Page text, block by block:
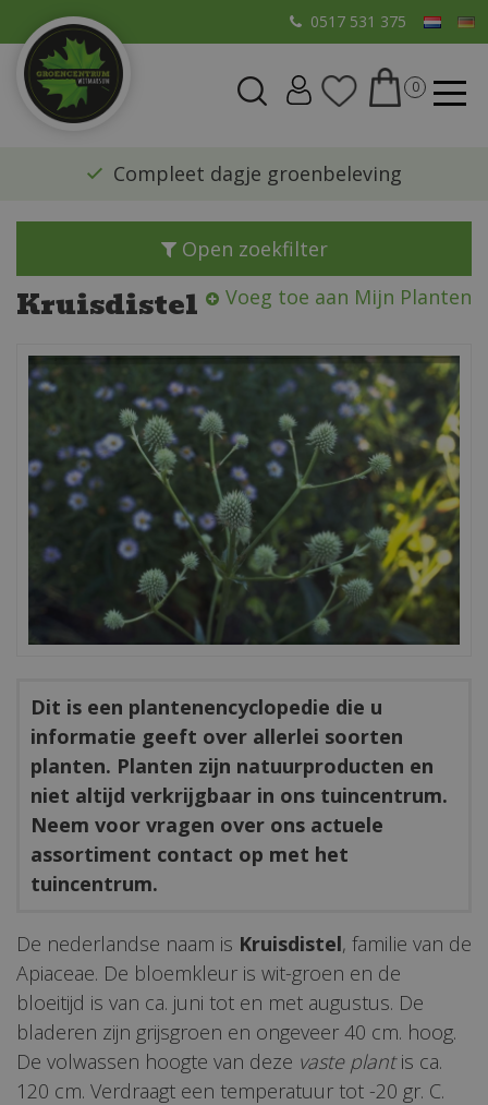
a
0517 531 375
​Compleet dagje groenbeleving
Open zoekfilter
Kruisdistel Voeg toe aan Mijn Planten
Dit is een plantenencyclopedie die u
informatie geeft over allerlei soorten
planten. Planten zijn natuurproducten en
niet altijd verkrijgbaar in ons tuincentrum.
Neem voor vragen over ons actuele
assortiment contact op met het
tuincentrum.
De nederlandse naam is Kruisdistel, familie van de
Apiaceae. De bloemkleur is wit-groen en de
bloeitijd is van ca. juni tot en met augustus. De
bladeren zijn grijsgroen en ongeveer 40 cm. hoog.
De volwassen hoogte van deze vaste plantis ca.
120 cm. Verdraagt een temperatuur tot -20 gr. C.